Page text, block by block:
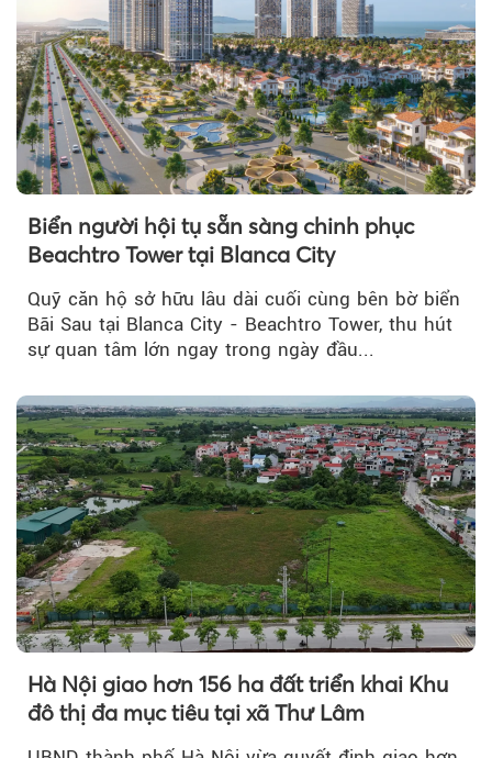
Biển người hội tụ sẵn sàng chinh phục
Beachtro Tower tại Blanca City
Quỹ căn hộ sở hữu lâu dài cuối cùng bên bờ biển
Bãi Sau tại Blanca City - Beachtro Tower, thu hút
sự quan tâm lớn ngay trong ngày đầu...
Hà Nội giao hơn 156 ha đất triển khai Khu
đô thị đa mục tiêu tại xã Thư Lâm